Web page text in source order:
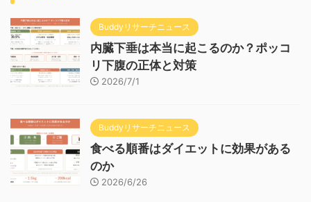
Buddyリサーチニュース
内臓下垂は本当に起こるのか？ポッコ
リ下腹の正体と対策
2026/7/1
Buddyリサーチニュース
食べる順番はダイエットに効果がある
のか
2026/6/26